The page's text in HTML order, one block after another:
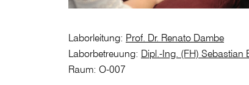
Laborleitung: Prof. Dr. Renato Dambe
Laborbetreuung: Dipl.-Ing. (FH) Sebastian
Raum: O-007